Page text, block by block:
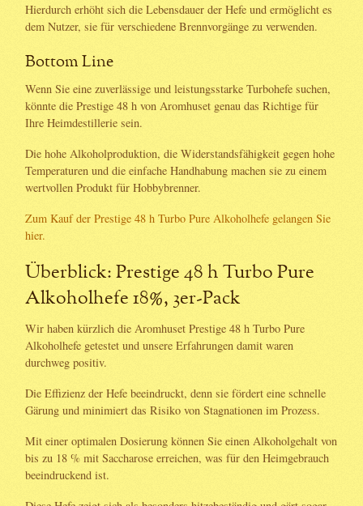
Hierdurch erhöht sich die Lebensdauer der Hefe und ermöglicht es
dem Nutzer, sie für verschiedene Brennvorgänge zu verwenden.
Bottom Line
Wenn Sie eine zuverlässige und leistungsstarke Turbohefe suchen,
könnte die Prestige 48 h von Aromhuset genau das Richtige für
Ihre Heimdestillerie sein.
Die hohe Alkoholproduktion, die Widerstandsfähigkeit gegen hohe
Temperaturen und die einfache Handhabung machen sie zu einem
wertvollen Produkt für Hobbybrenner.
Zum Kauf der Prestige 48 h Turbo Pure Alkoholhefe gelangen Sie
hier.
Überblick: Prestige 48 h Turbo Pure
Alkoholhefe 18%, 3er-Pack
Wir haben kürzlich die Aromhuset Prestige 48 h Turbo Pure
Alkoholhefe getestet und unsere Erfahrungen damit waren
durchweg positiv.
Die Effizienz der Hefe beeindruckt, denn sie fördert eine schnelle
Gärung und minimiert das Risiko von Stagnationen im Prozess.
Mit einer optimalen Dosierung können Sie einen Alkoholgehalt von
bis zu 18 % mit Saccharose erreichen, was für den Heimgebrauch
beeindruckend ist.